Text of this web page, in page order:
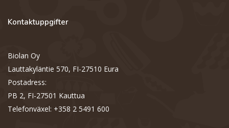
Kontaktuppgifter
Biolan Oy
Lauttakyläntie 570, FI-27510 Eura
Postadress:
PB 2, FI-27501 Kauttua
Telefonväxel: +358 2 5491 600